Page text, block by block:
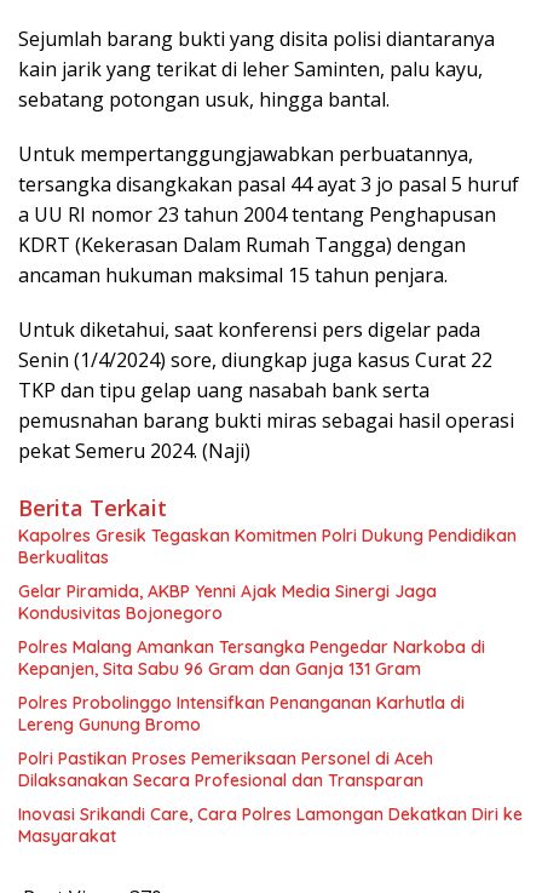
Sejumlah barang bukti yang disita polisi diantaranya
kain jarik yang terikat di leher Saminten, palu kayu,
sebatang potongan usuk, hingga bantal.
Untuk mempertanggungjawabkan perbuatannya,
tersangka disangkakan pasal 44 ayat 3 jo pasal 5 huruf
a UU RI nomor 23 tahun 2004 tentang Penghapusan
KDRT (Kekerasan Dalam Rumah Tangga) dengan
ancaman hukuman maksimal 15 tahun penjara.
Untuk diketahui, saat konferensi pers digelar pada
Senin (1/4/2024) sore, diungkap juga kasus Curat 22
TKP dan tipu gelap uang nasabah bank serta
pemusnahan barang bukti miras sebagai hasil operasi
pekat Semeru 2024. (Naji)
Berita Terkait
Kapolres Gresik Tegaskan Komitmen Polri Dukung Pendidikan
Berkualitas
Gelar Piramida, AKBP Yenni Ajak Media Sinergi Jaga
Kondusivitas Bojonegoro
Polres Malang Amankan Tersangka Pengedar Narkoba di
Kepanjen, Sita Sabu 96 Gram dan Ganja 131 Gram
Polres Probolinggo Intensifkan Penanganan Karhutla di
Lereng Gunung Bromo
Polri Pastikan Proses Pemeriksaan Personel di Aceh
Dilaksanakan Secara Profesional dan Transparan
Inovasi Srikandi Care, Cara Polres Lamongan Dekatkan Diri ke
Masyarakat